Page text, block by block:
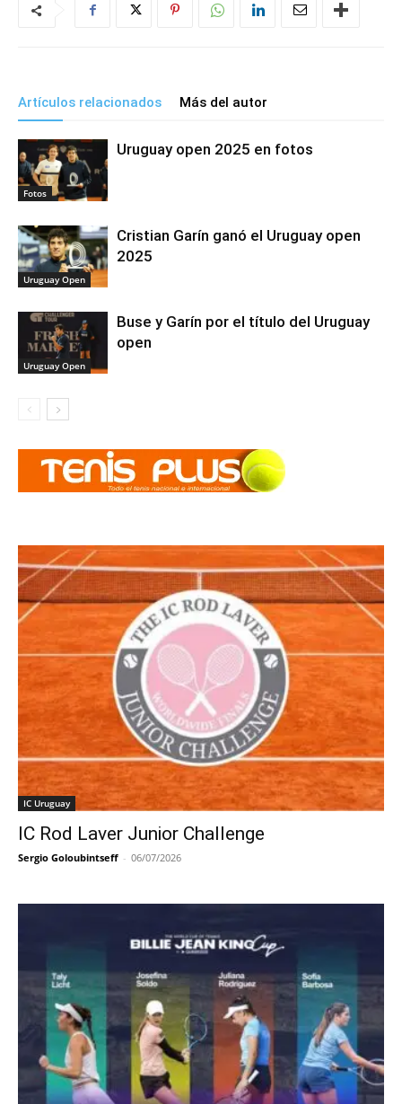
Artículos relacionados Más del autor
Fotos
Uruguay open 2025 en fotos
Uruguay Open
Cristian Garín ganó el Uruguay open
2025
Uruguay Open
Buse y Garín por el título del Uruguay
open
IC Uruguay
IC Rod Laver Junior Challenge
Sergio Goloubintseff - 06/07/2026